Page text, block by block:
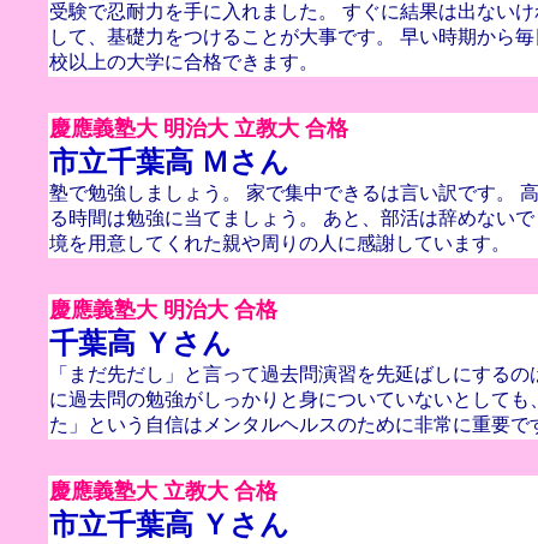
受験で忍耐力を手に入れました。 すぐに結果は出ない
して、基礎力をつけることが大事です。 早い時期から
校以上の大学に合格できます。
慶應義塾大 明治大 立教大 合格
市立千葉高 Ｍさん
塾で勉強しましょう。 家で集中できるは言い訳です。
る時間は勉強に当てましょう。 あと、部活は辞めない
境を用意してくれた親や周りの人に感謝しています。
慶應義塾大 明治大 合格
千葉高 Ｙさん
「まだ先だし」と言って過去問演習を先延ばしにする
に過去問の勉強がしっかりと身についていないとしても
た」という自信はメンタルヘルスのために非常に重要で
慶應義塾大 立教大 合格
市立千葉高 Ｙさん